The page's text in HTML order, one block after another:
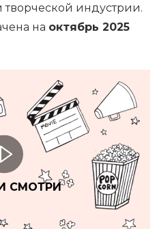
индустрии.
на октябрь 2025
СМОТРИ